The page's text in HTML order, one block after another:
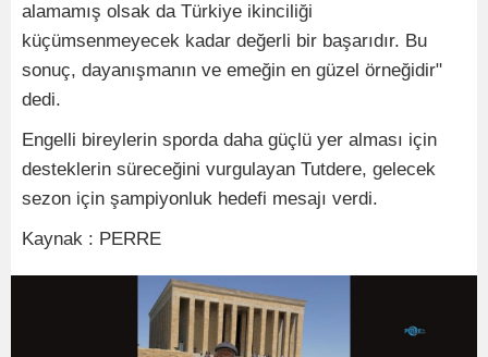
alamamış olsak da Türkiye ikinciliği
küçümsenmeyecek kadar değerli bir başarıdır. Bu
sonuç, dayanışmanın ve emeğin en güzel örneğidir"
dedi.
Engelli bireylerin sporda daha güçlü yer alması için
desteklerin süreceğini vurgulayan Tutdere, gelecek
sezon için şampiyonluk hedefi mesajı verdi.
Kaynak : PERRE